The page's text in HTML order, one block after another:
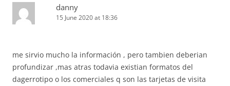
danny
15 June 2020 at 18:36
me sirvio mucho la información , pero tambien deberian
profundizar ,mas atras todavia existian formatos del
dagerrotipo o los comerciales q son las tarjetas de visita